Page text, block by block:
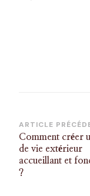
d’article
ARTICLE
Comment créer
de vie extérieur
accueillant et
?